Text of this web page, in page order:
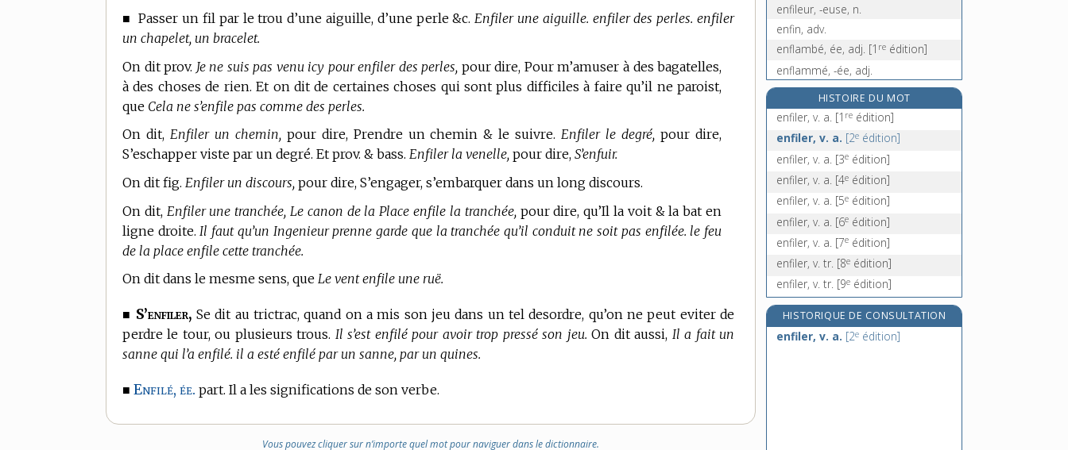
■Passer un fil par le trou d’une aiguille, d’une perle &c. Enfiler une aiguille. enfiler des perles. enfiler
un chapelet, un bracelet.
On dit prov. Je ne suis pas venu icy pour enfiler des perles, pour dire, Pour m’amuser à des bagatelles,
à des choses de rien. Et on dit de certaines choses qui sont plus difficiles à faire qu’il ne paroist,
que Cela ne s’enfile pas comme des perles.
On dit, Enfiler un chemin,pour dire, Prendre un chemin & le suivre.Enfiler le degré, pour dire,
S’eschapper viste par un degré. Et prov. & bass. Enfiler la venelle, pour dire, S’enfuir.
On dit fig. Enfiler un discours, pour dire, S’engager, s’embarquer dans un long discours.
On dit, Enfiler une tranchée, Le canon de la Place enfile la tranchée, pour dire, qu’Il la voit & la bat en
ligne droite. Il faut qu’un Ingenieur prenne garde que la tranchée qu’il conduit ne soit pas enfilée. le feu
de la place enfile cette tranchée.
On dit dans le mesme sens, que Le vent enfile une ruë.
■ S’enfiler, Se dit au trictrac, quand on a mis son jeu dans un tel desordre, qu’on ne peut eviter de
perdre le tour, ou plusieurs trous. Il s’est enfilé pour avoir trop pressé son jeu. On dit aussi, Il a fait un
sanne qui l’a enfilé. il a esté enfilé par un sanne, par un quines.
■ Enfilé, ée. part. Il a les significations de son verbe.
Vous pouvez cliquer sur n’importe quel mot pour naviguer dans le dictionnaire.
enfileur, -euse, n.
enfin, adv.
enflambé, ée, adj. [1 re édition]
enflammé, -ée, adj.
enflammer, v. tr.
enflé, -ée, adj.
enfléchure, n. f.
HISTOIRE DU MOT
enfiler, v. a. [1 re édition]
enfiler, v. a. [2e édition]
enfiler, v. a. [3e édition]
enfiler, v. a. [4e édition]
enfiler, v. a. [5e édition]
enfiler, v. a. [6e édition]
enfiler, v. a. [7e édition]
enfiler, v. tr. [8e édition]
enfiler, v. tr. [9e édition]
HISTORIQUE DE CONSULTATION
enfiler, v. a. [2e édition]